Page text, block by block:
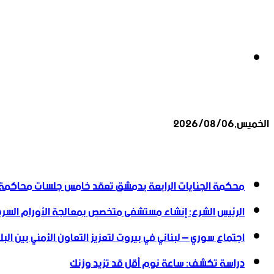
الخميس,2026/08/06
محكمة الجنايات الرابعة بدمشق تعقد خامس جلسات
الرئيس الشرع: إنشاء ‌‏مستشفى متخصص بمعالجة الأورام
اجتماع سوري – لبناني في بيروت لتعزيز التعاون ‏الأمني ‏بين
دراسة تكشف: ساعة نوم أقل قد تزيد وزنك